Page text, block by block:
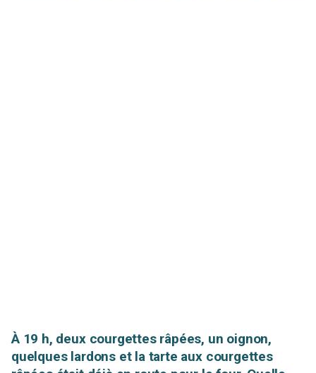
À 19 h, deux courgettes râpées, un oignon,
quelques lardons et la tarte aux courgettes